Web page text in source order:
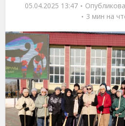
05.04.2025 13:47
3 мин на